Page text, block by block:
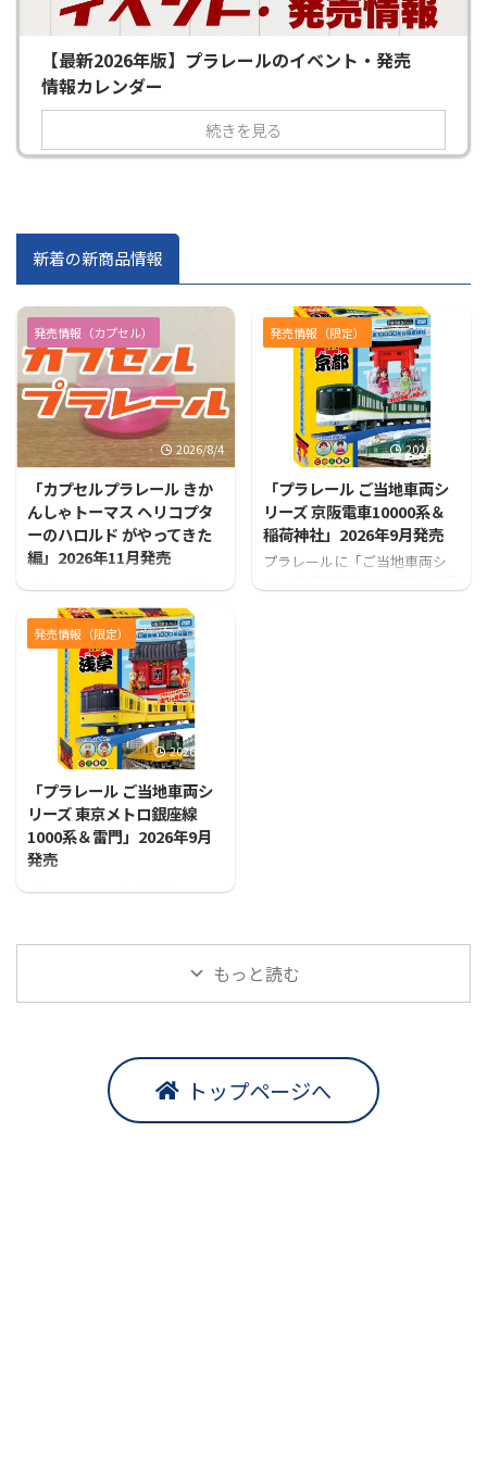
【最新2026年版】プラレールのイベント・発売
情報カレンダー
続きを見る
新着の新商品情報
発売情報（カプセル）
2026/8/4
「カプセルプラレール きか
んしゃトーマス ヘリコプタ
ーのハロルド がやってきた
編」2026年11月発売
プセルプラレール きかんしゃ
トーマス ヘリコプターのハロ
ルド がやってきた編」が発売
となります！
発売情報（限定）
2026/7/31
「プラレール ご当地車両シ
リーズ 京阪電車10000系＆
稲荷神社」2026年9月発売
プラレールに「ご当地車両シ
発売情報（限定）
2026/7/31
「プラレール ご当地車両シ
リーズ 東京メトロ銀座線
1000系＆雷門」2026年9月
発売
もっと読む
トップページへ